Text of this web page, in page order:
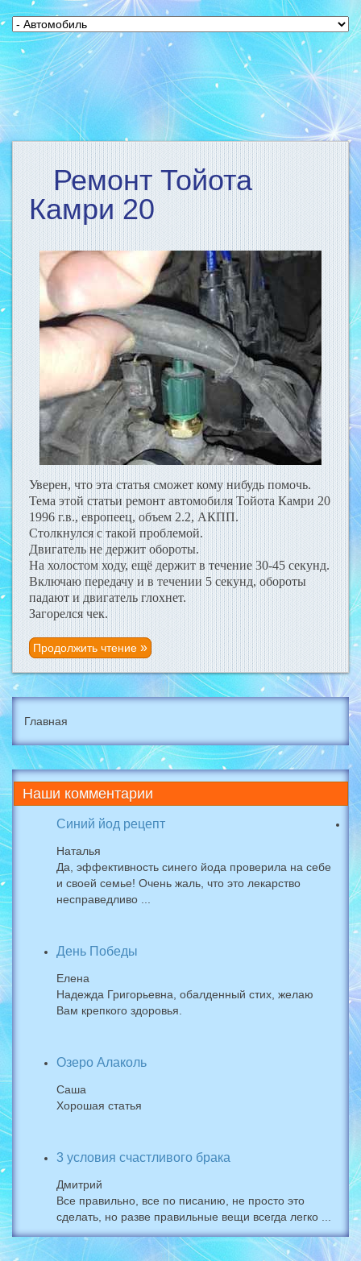
Ремонт Тойота
Камри 20
Уверен, что эта статья сможет кому нибудь помочь.
Тема этой статьи ремонт автомобиля Тойота Камри 20
1996 г.в., европеец, объем 2.2, АКПП.
Столкнулся с такой проблемой.
Двигатель не держит обороты.
На холостом ходу, ещё держит в течение 30-45 секунд.
Включаю передачу и в течении 5 секунд, обороты
падают и двигатель глохнет.
Загорелся чек.
Продолжить чтение
Главная
Наши комментарии
Синий йод рецепт
Наталья
Да, эффективность синего йода проверила на себе
и своей семье! Очень жаль, что это лекарство
несправедливо ...
День Победы
Елена
Надежда Григорьевна, обалденный стих, желаю
Вам крепкого здоровья.
Озеро Алаколь
Саша
Хорошая статья
3 условия счастливого брака
Дмитрий
Все правильно, все по писанию, не просто это
сделать, но разве правильные вещи всегда легко ...